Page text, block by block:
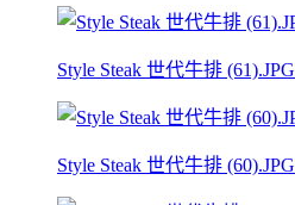
Style Steak 世代牛排 (61).JPG
Style Steak 世代牛排 (60).JPG